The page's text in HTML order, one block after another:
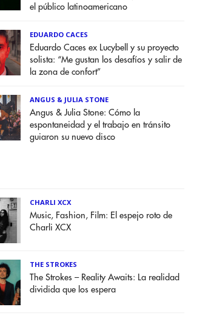
el público latinoamericano
EDUARDO CACES
Eduardo Caces ex Lucybell y su proyecto
solista: “Me gustan los desafíos y salir de
la zona de confort”
ANGUS & JULIA STONE
Angus & Julia Stone: Cómo la
espontaneidad y el trabajo en tránsito
guiaron su nuevo disco
CHARLI XCX
Music, Fashion, Film: El espejo roto de
Charli XCX
THE STROKES
The Strokes – Reality Awaits: La realidad
dividida que los espera